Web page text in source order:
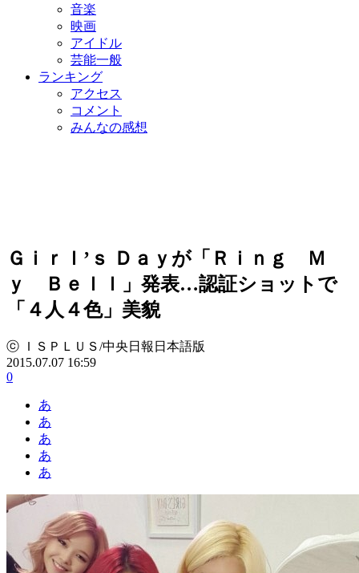
音楽
映画
アイドル
芸能一般
ランキング
アクセス
コメント
みんなの感想
Ｇｉｒｌ’ｓ Ｄａｙが「Ｒｉｎｇ Ｍ
ｙ Ｂｅｌｌ」発表…認証ショットで
「４人４色」美貌
ⓒ ＩＳＰＬＵＳ/中央日報日本語版
2015.07.07 16:59
0
あ
あ
あ
あ
あ